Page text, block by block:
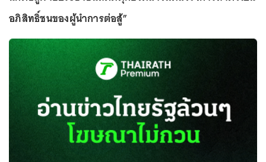
อภิสิทธิ์ชนของผู้นำการต่อสู้”